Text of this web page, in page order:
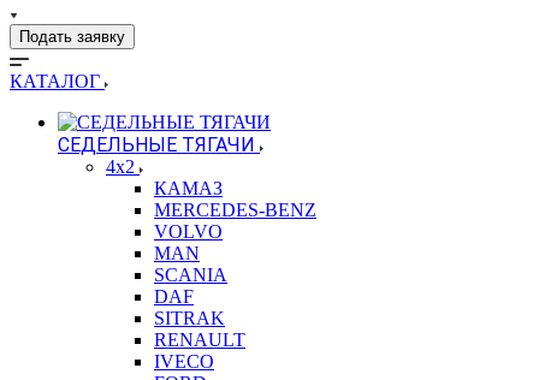
Подать заявку
КАТАЛОГ
СЕДЕЛЬНЫЕ ТЯГАЧИ
4x2
КАМАЗ
MERCEDES-BENZ
VOLVO
MAN
SCANIA
DAF
SITRAK
RENAULT
IVECO